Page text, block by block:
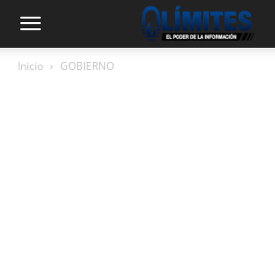
Inicio GOBIERNO